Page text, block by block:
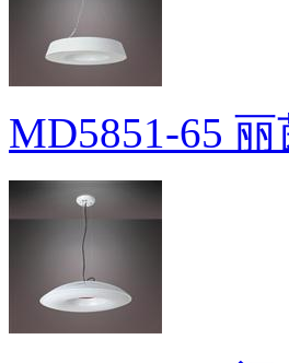
MD5851-65 丽